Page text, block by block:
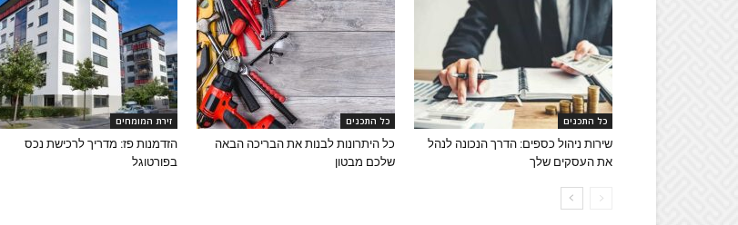
כל התכנים
שירות ניהול כספים: הדרך הנכונה לנהל
את העסקים שלך
כל התכנים
כל היתרונות לבנות את הבריכה הבאה
שלכם מבטון
זירת המומחים
הזדמנות פז: מדריך לרכישת נכס
בפורטוגל